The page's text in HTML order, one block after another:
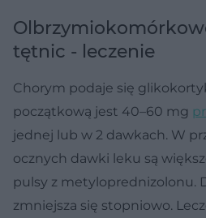
tętnic - leczenie
Chorym podaje się
początkową jest 40–60 mg
jednej lub w 2 dawkach. W
ocznych dawki leku są
pulsy z metyloprednizolonu.
zmniejsza się stopniowo.